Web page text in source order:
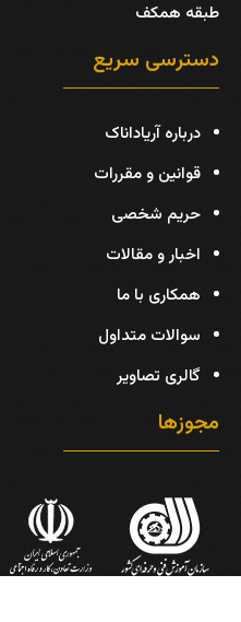
طبقه همکف
دسترسی سریع
درباره آریاداناک
قوانین و مقررات
حریم شخصی
اخبار و مقالات
همکاری با ما
سوالات متداول
گالری تصاویر
مجوزها